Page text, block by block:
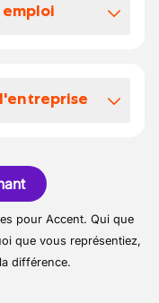
des
les produits
les
et établir les
pour Accent. Qui que
que vous représentiez,
différence.